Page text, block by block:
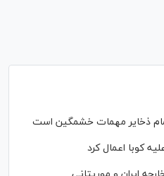
ذخایر مهمات خشمگین است
کوبا اعمال کرد